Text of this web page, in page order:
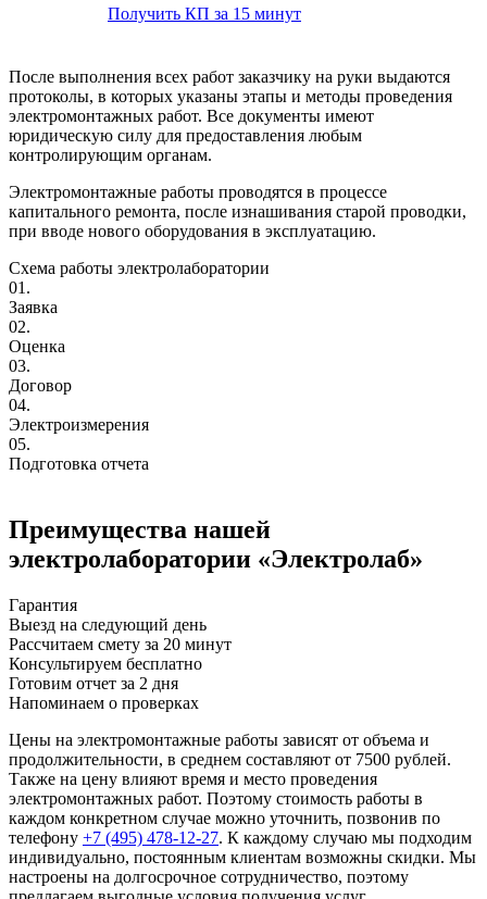
Получить КП за 15 минут
После выполнения всех работ заказчику на руки выдаются
протоколы, в которых указаны этапы и методы проведения
электромонтажных работ. Все документы имеют
юридическую силу для предоставления любым
контролирующим органам.
Электромонтажные работы проводятся в процессе
капитального ремонта, после изнашивания старой проводки,
при вводе нового оборудования в эксплуатацию.
Схема работы электролаборатории
01.
Заявка
02.
Оценка
03.
Договор
04.
Электроизмерения
05.
Подготовка отчета
Преимущества нашей
электролаборатории «Электролаб»
Гарантия
Выезд на следующий день
Рассчитаем смету за 20 минут
Консультируем бесплатно
Готовим отчет за 2 дня
Напоминаем о проверках
Цены на электромонтажные работы зависят от объема и
продолжительности, в среднем составляют от 7500 рублей.
Также на цену влияют время и место проведения
электромонтажных работ. Поэтому стоимость работы в
каждом конкретном случае можно уточнить, позвонив по
телефону +7 (495) 478-12-27. К каждому случаю мы подходим
индивидуально, постоянным клиентам возможны скидки. Мы
настроены на долгосрочное сотрудничество, поэтому